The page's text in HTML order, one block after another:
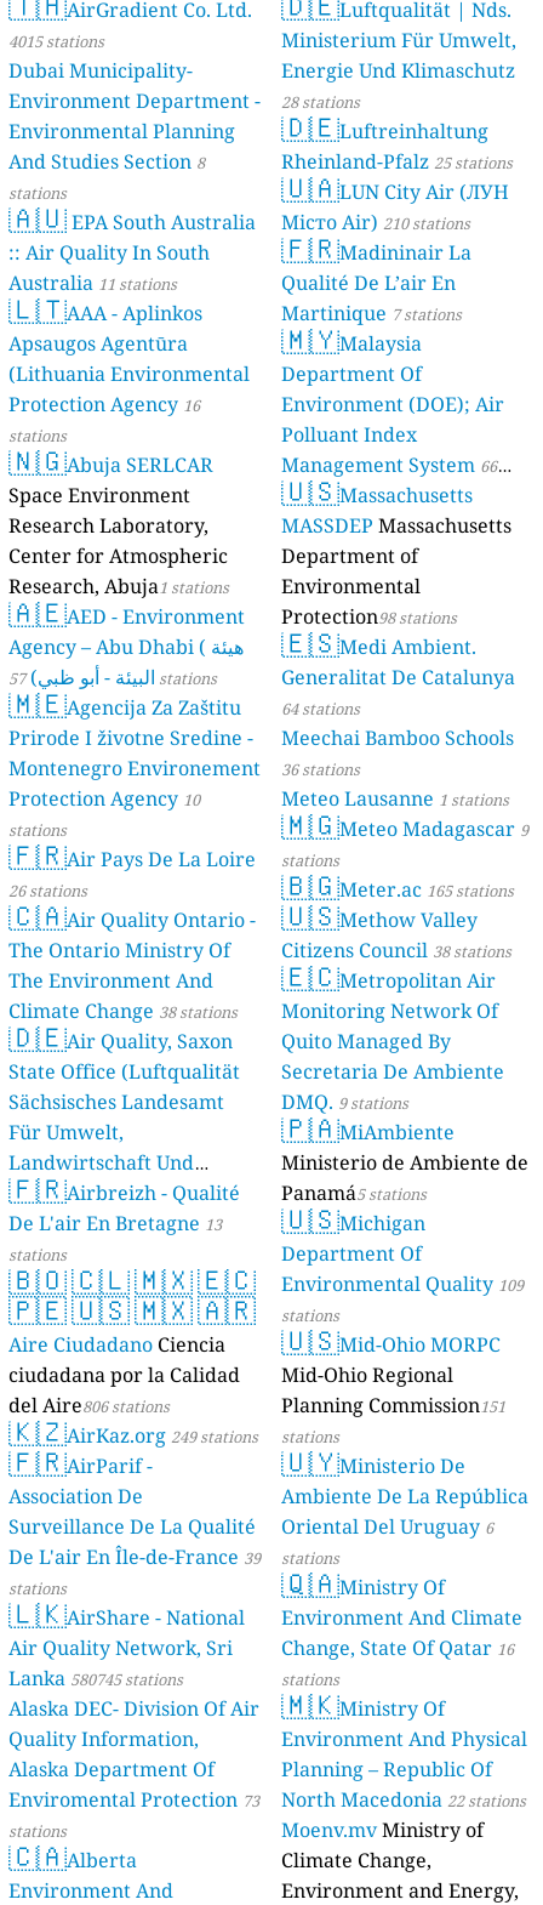
AirGradient Co. Ltd.
4015 stations
Dubai Municipality-
Environment Department -
Environmental Planning
And Studies Section 8
stations
🇦🇺EPA South Australia
:: Air Quality In South
Australia 11 stations
🇱🇹AAA - Aplinkos
Apsaugos Agentūra
(Lithuania Environmental
Protection Agency 16
stations
🇳🇬Abuja SERLCAR
Space Environment
Research Laboratory,
Center for Atmospheric
Research, Abuja1 stations
🇦🇪AED - Environment
Agency – Abu Dhabi ( هيئة
البيئة - أبو ظبي) 57 stations
🇲🇪Agencija Za Zaštitu
Prirode I životne Sredine -
Montenegro Environement
Protection Agency 10
stations
🇫🇷Air Pays De La Loire
26 stations
🇨🇦Air Quality Ontario -
The Ontario Ministry Of
The Environment And
Climate Change 38 stations
🇩🇪Air Quality, Saxon
State Office (Luftqualität
Sächsisches Landesamt
Für Umwelt,
Landwirtschaft Und
Geologie) 50 stations
🇫🇷Airbreizh - Qualité
De L'air En Bretagne 13
stations
🇧🇴🇨🇱🇲🇽🇪🇨
🇵🇪🇺🇸🇲🇽🇦🇷
Aire Ciudadano Ciencia
ciudadana por la Calidad
del Aire806 stations
🇰🇿AirKaz.org 249 stations
🇫🇷AirParif -
Association De
Surveillance De La Qualité
De L'air En Île-de-France 39
stations
🇱🇰AirShare - National
Air Quality Network, Sri
Lanka 580745 stations
Alaska DEC- Division Of Air
Quality Information,
Alaska Department Of
Enviromental Protection 73
stations
🇨🇦Alberta
Environment And
Luftqualität | Nds.
Ministerium Für Umwelt,
Energie Und Klimaschutz
28 stations
🇩🇪Luftreinhaltung
Rheinland-Pfalz 25 stations
🇺🇦LUN City Air (ЛУН
Місто Air) 210 stations
🇫🇷Madininair La
Qualité De L’air En
Martinique 7 stations
🇲🇾Malaysia
Department Of
Environment (DOE); Air
Polluant Index
Management System 66
stations
🇺🇸Massachusetts
MASSDEP Massachusetts
Department of
Environmental
Protection98 stations
🇪🇸Medi Ambient.
Generalitat De Catalunya
64 stations
Meechai Bamboo Schools
36 stations
Meteo Lausanne 1 stations
🇲🇬Meteo Madagascar 9
stations
🇧🇬Meter.ac 165 stations
🇺🇸Methow Valley
Citizens Council 38 stations
🇪🇨Metropolitan Air
Monitoring Network Of
Quito Managed By
Secretaria De Ambiente
DMQ. 9 stations
🇵🇦MiAmbiente
Ministerio de Ambiente de
Panamá5 stations
🇺🇸Michigan
Department Of
Environmental Quality 109
stations
🇺🇸Mid-Ohio MORPC
Mid-Ohio Regional
Planning Commission151
stations
🇺🇾Ministerio De
Ambiente De La República
Oriental Del Uruguay 6
stations
🇶🇦Ministry Of
Environment And Climate
Change, State Of Qatar 16
stations
🇲🇰Ministry Of
Environment And Physical
Planning – Republic Of
North Macedonia 22 stations
Moenv.mvMinistry of
Climate Change,
Environment and Energy,